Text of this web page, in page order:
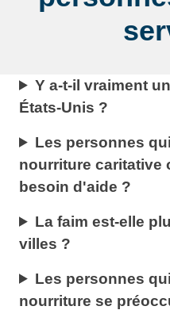
Y a-t-il vraiment
États-Unis ?
Les personnes
nourriture caritative
besoin d'aide ?
La faim est-elle
villes ?
Les personnes
nourriture se